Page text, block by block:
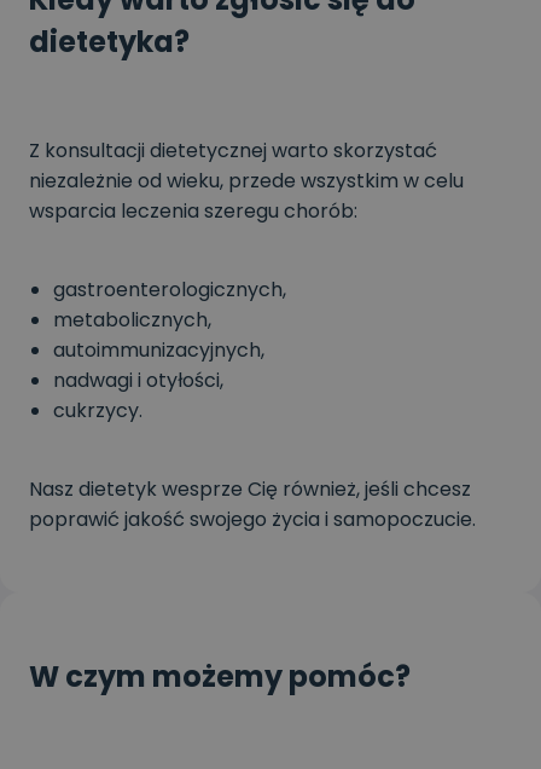
dietetyka?
Z konsultacji dietetycznej warto skorzystać
niezależnie od wieku, przede wszystkim w celu
wsparcia leczenia szeregu chorób:
gastroenterologicznych,
metabolicznych,
autoimmunizacyjnych,
nadwagi i otyłości,
cukrzycy.
Nasz dietetyk wesprze Cię również, jeśli chcesz
poprawić jakość swojego życia i samopoczucie.
W czym możemy pomóc?